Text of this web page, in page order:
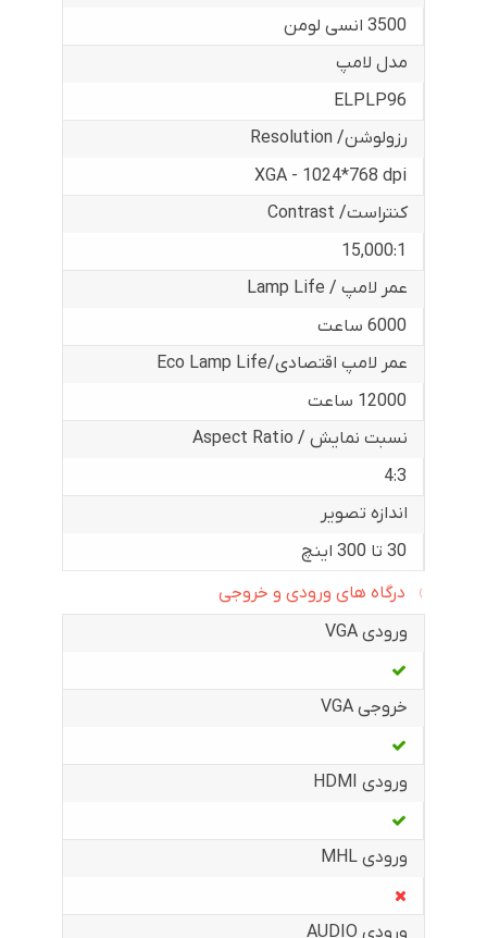
3500 انسی لومن
مدل لامپ
ELPLP96
رزولوشن/ Resolution
XGA - 1024*768 dpi
کنتراست/ Contrast
15,000:1
عمر لامپ / Lamp Life
6000 ساعت
عمر لامپ اقتصادی/Eco Lamp Life
12000 ساعت
نسبت نمایش / Aspect Ratio
4:3
اندازه تصویر
30 تا 300 اینچ
درگاه های ورودی و خروجی
ورودی VGA
خروجی VGA
ورودی HDMI
ورودی MHL
ورودی AUDIO